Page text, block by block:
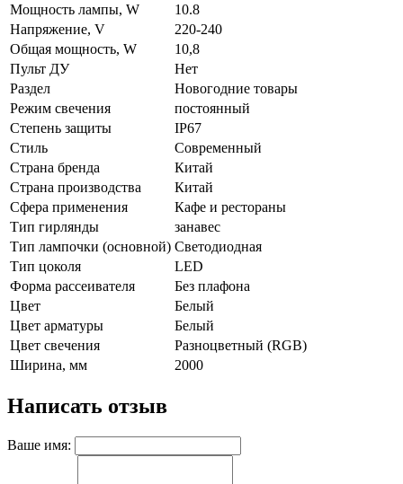
Мощность лампы, W
10.8
Напряжение, V
220-240
Общая мощность, W
10,8
Пульт ДУ
Нет
Раздел
Новогодние товары
Режим свечения
постоянный
Степень защиты
IP67
Стиль
Современный
Страна бренда
Китай
Страна производства
Китай
Сфера применения
Кафе и рестораны
Тип гирлянды
занавес
Тип лампочки (основной) Светодиодная
Тип цоколя
LED
Форма рассеивателя
Без плафона
Цвет
Белый
Цвет арматуры
Белый
Цвет свечения
Разноцветный (RGB)
Ширина, мм
2000
Написать отзыв
Ваше имя: